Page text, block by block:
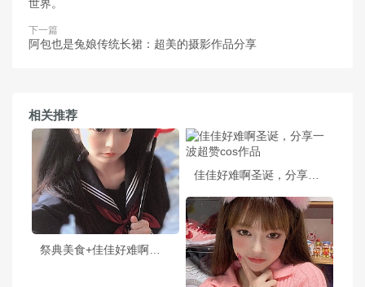
世界。
下一篇
阿包也是兔娘传统长裙：超美的摄影作品分享
相关推荐
祭典美食+佳佳好难啊巫女套装图包，快来围观吧
佳佳好难啊圣诞，分享一波超赞cos作品